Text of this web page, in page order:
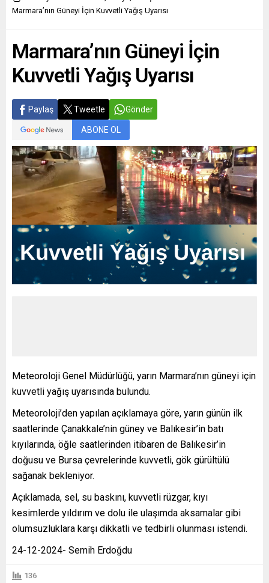
Marmara’nın Güneyi İçin Kuvvetli Yağış Uyarısı
Marmara’nın Güneyi İçin
Kuvvetli Yağış Uyarısı
Paylaş Tweetle Gönder
ABONE OL
Meteoroloji Genel Müdürlüğü, yarın Marmara’nın güneyi için
kuvvetli yağış uyarısında bulundu.
Meteoroloji’den yapılan açıklamaya göre, yarın günün ilk
saatlerinde Çanakkale’nin güney ve Balıkesir’in batı
kıyılarında, öğle saatlerinden itibaren de Balıkesir’in
doğusu ve Bursa çevrelerinde kuvvetli, gök gürültülü
sağanak bekleniyor.
Açıklamada, sel, su baskını, kuvvetli rüzgar, kıyı
kesimlerde yıldırım ve dolu ile ulaşımda aksamalar gibi
olumsuzluklara karşı dikkatli ve tedbirli olunması istendi.
24-12-2024- Semih Erdoğdu
136